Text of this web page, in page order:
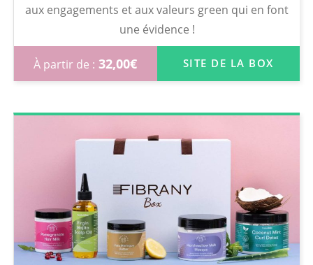
aux engagements et aux valeurs green qui en font
une évidence !
32,00€ SITE DE LA BOX